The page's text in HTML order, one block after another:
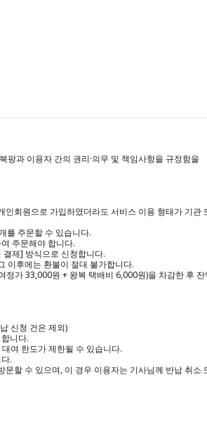
과 이용자 간의 권리·의무 및 책임사항을 규정함을
인회원으로 가입하였더라도 서비스 이용 형태가 기관
를 주문할 수 있습니다.
주문해야 합니다.
제] 방식으로 신청합니다.
이후에는 환불이 절대 불가합니다.
가 33,000원 + 왕복 택배비 6,000원)을 차감한 후 잔
신청 건은 제외)
니다.
여 한도가 제한될 수 있습니다.
.
할 수 있으며, 이 경우 이용자는 기사님께 반납 취소